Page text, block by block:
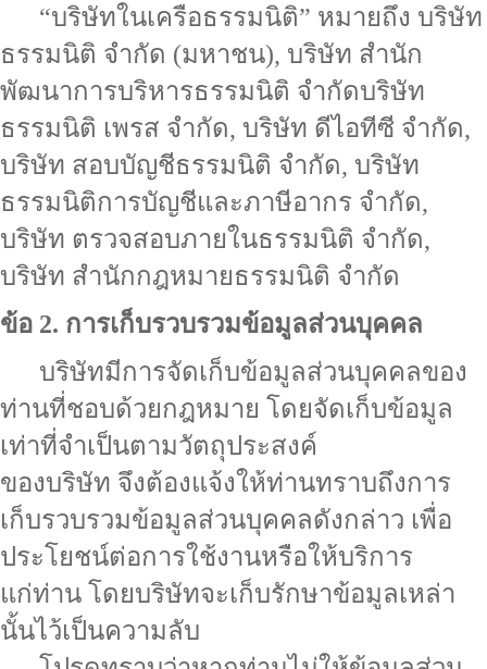
“บริษัทในเครือธรรมนิติ” หมายถึง บริษัท
ธรรมนิติ จำกัด (มหาชน), บริษัท สำนัก
พัฒนาการบริหารธรรมนิติ จำกัดบริษัท
ธรรมนิติ เพรส จำกัด, บริษัท ดีไอทีซี จำกัด,
บริษัท สอบบัญชีธรรมนิติ จำกัด, บริษัท
ธรรมนิติการบัญชีและภาษีอากร จำกัด,
บริษัท ตรวจสอบภายในธรรมนิติ จำกัด,
บริษัท สำนักกฎหมายธรรมนิติ จำกัด
ข้อ 2. การเก็บรวบรวมข้อมูลส่วนบุคคล
บริษัทมีการจัดเก็บข้อมูลส่วนบุคคลของ
ท่านที่ชอบด้วยกฎหมาย โดยจัดเก็บข้อมูล
เท่าที่จำเป็นตามวัตถุประสงค์
ของบริษัท จึงต้องแจ้งให้ท่านทราบถึงการ
เก็บรวบรวมข้อมูลส่วนบุคคลดังกล่าว เพื่อ
ประโยชน์ต่อการใช้งานหรือให้บริการ
แก่ท่าน โดยบริษัทจะเก็บรักษาข้อมูลเหล่า
นั้นไว้เป็นความลับ